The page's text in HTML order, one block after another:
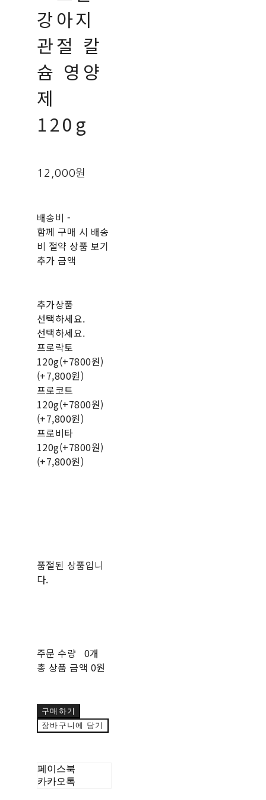
강아지
관절 칼
슘 영양
제
120g
12,000원
배송비 -
함께 구매 시 배송
비 절약 상품 보기
추가 금액
추가상품
선택하세요.
선택하세요.
프로락토
120g(+7800원)
(+7,800원)
프로코트
120g(+7800원)
(+7,800원)
프로비타
120g(+7800원)
(+7,800원)
품절된 상품입니
다.
주문 수량 0개
총 상품 금액 0원
구매하기
장바구니에 담기
페이스북
카카오톡